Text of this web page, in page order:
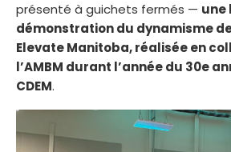
présenté à guichets fermés — une
démonstration du dynamisme
Elevate Manitoba, réalisée en
l’AMBM durant l’année du 30e
CDEM.